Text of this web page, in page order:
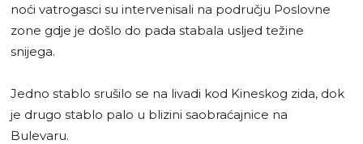
noći vatrogasci su intervenisali na području Poslovne
zone gdje je došlo do pada stabala usljed težine
snijega.
Jedno stablo srušilo se na livadi kod Kineskog zida, dok
je drugo stablo palo u blizini saobraćajnice na
Bulevaru.